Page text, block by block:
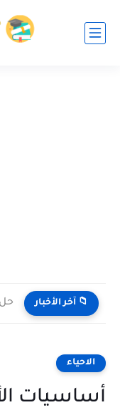
📁 آخر الأخبار
الاحياء
أساسيات